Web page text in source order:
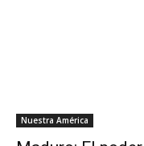
Nuestra América